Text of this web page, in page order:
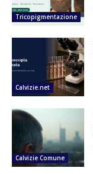
Tricopigmentazione
Calvizie.net
Calvizie Comune